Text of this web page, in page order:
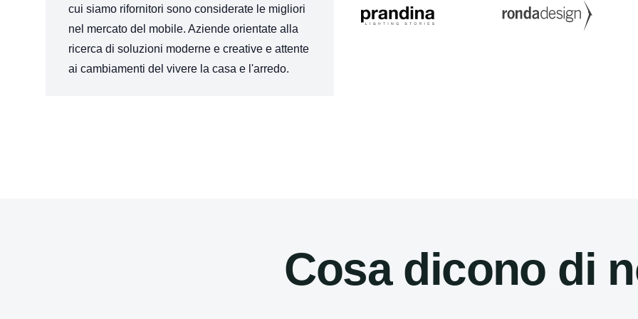
cui siamo rifornitori sono considerate le migliori
nel mercato del mobile. Aziende orientate alla
ricerca di soluzioni moderne e creative e attente
ai cambiamenti del vivere la casa e l'arredo.
Cosa dicono di